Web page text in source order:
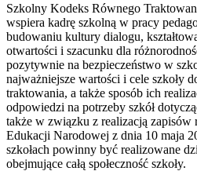
Szkolny Kodeks Równego
wspiera kadrę szkolną w pracy
budowaniu kultury dialogu,
otwartości i szacunku dla
pozytywnie na bezpieczeństwo w
najważniejsze wartości i cele szkoły
traktowania, a także sposób ich
odpowiedzi na potrzeby szkół
także w związku z realizacją zapisów
Edukacji Narodowej z dnia 10 maja
szkołach powinny być realizowane
obejmujące całą społeczność szkoły.